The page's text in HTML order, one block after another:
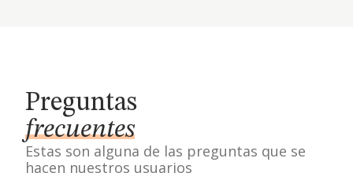
Preguntas
frecuentes
Estas son alguna de las preguntas que se
hacen nuestros usuarios